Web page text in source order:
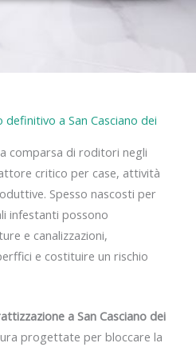
a San Casciano dei
comparsa di roditori negli
critico per case, attività
Spesso nascosti per
infestanti possono
e canalizzazioni,
e costituire un rischio
a San Casciano dei
progettate per bloccare la